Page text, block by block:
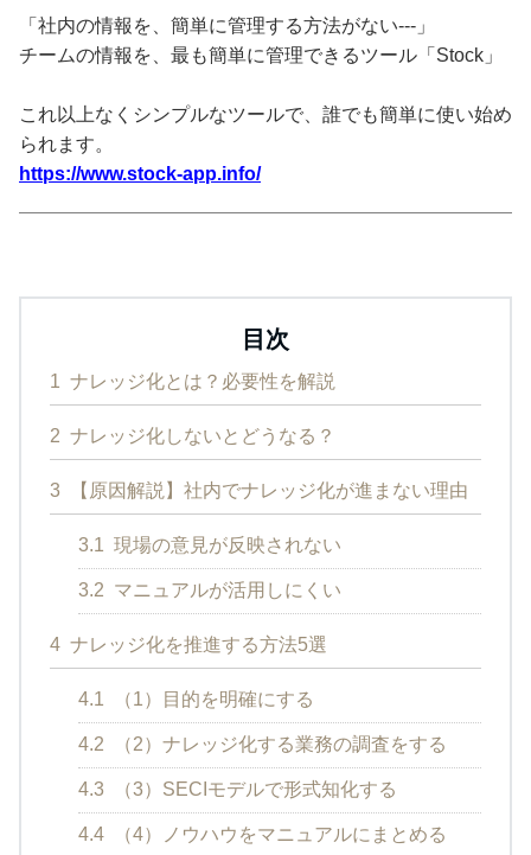
「社内の情報を、簡単に管理する方法がない---」
チームの情報を、最も簡単に管理できるツール「Stock」
これ以上なくシンプルなツールで、誰でも簡単に使い始め
られます。
https://www.stock-app.info/
目次
1 ナレッジ化とは？必要性を解説
2 ナレッジ化しないとどうなる？
3 【原因解説】社内でナレッジ化が進まない理由
3.1 現場の意見が反映されない
3.2 マニュアルが活用しにくい
4 ナレッジ化を推進する方法5選
4.1 （1）目的を明確にする
4.2 （2）ナレッジ化する業務の調査をする
4.3 （3）SECIモデルで形式知化する
4.4 （4）ノウハウをマニュアルにまとめる